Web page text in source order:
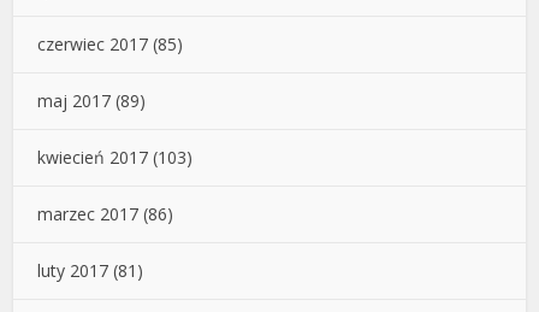
czerwiec 2017 (85)
maj 2017 (89)
kwiecień 2017 (103)
marzec 2017 (86)
luty 2017 (81)